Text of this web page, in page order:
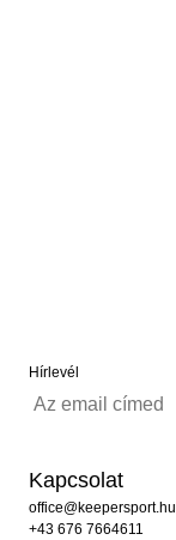
Hírlevél
Kapcsolat
office@keepersport.hu
+43 676 7664611